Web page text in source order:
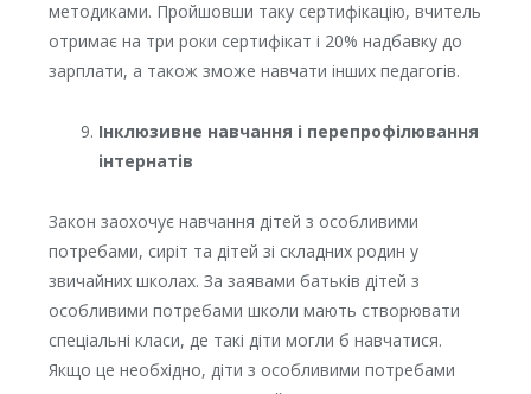
методиками. Пройшовши таку сертифікацію, вчитель
отримає на три роки сертифікат і 20% надбавку до
зарплати, а також зможе навчати інших педагогів.
Інклюзивне навчання і перепрофілювання
інтернатів
Закон заохочує навчання дітей з особливими
потребами, сиріт та дітей зі складних родин у
звичайних школах. За заявами батьків дітей з
особливими потребами школи мають створювати
спеціальні класи, де такі діти могли б навчатися.
Якщо це необхідно, діти з особливими потребами